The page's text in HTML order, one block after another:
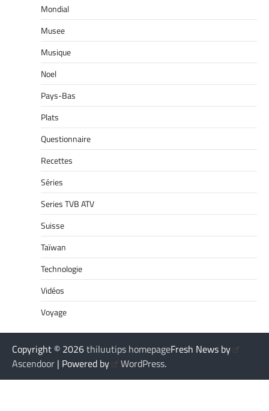
Mondial
Musee
Musique
Noel
Pays-Bas
Plats
Questionnaire
Recettes
Séries
Series TVB ATV
Suisse
Taïwan
Technologie
Vidéos
Voyage
Copyright © 2026thiluutips homepageFresh News by
Ascendoor | Powered by WordPress.